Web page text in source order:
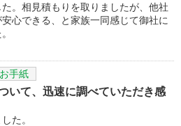
。相見積もりを取りましたが、他社
心できる、と家族一同感じて御社に
お手紙
いて、迅速に調べていただき感
た。